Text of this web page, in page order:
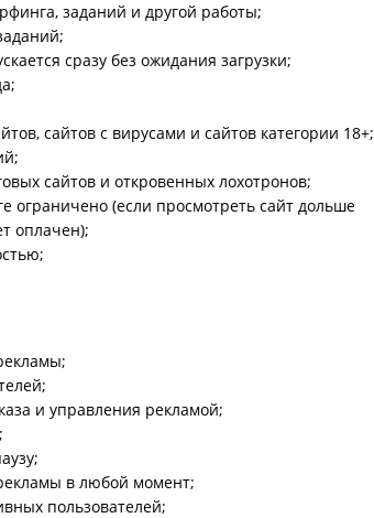
заданий и другой работы;
сразу без ожидания загрузки;
сайтов с вирусами и сайтов категории 18+;
сайтов и откровенных лохотронов;
ограничено (если просмотреть сайт дольше
оплачен);
и управления рекламой;
в любой момент;
пользователей;